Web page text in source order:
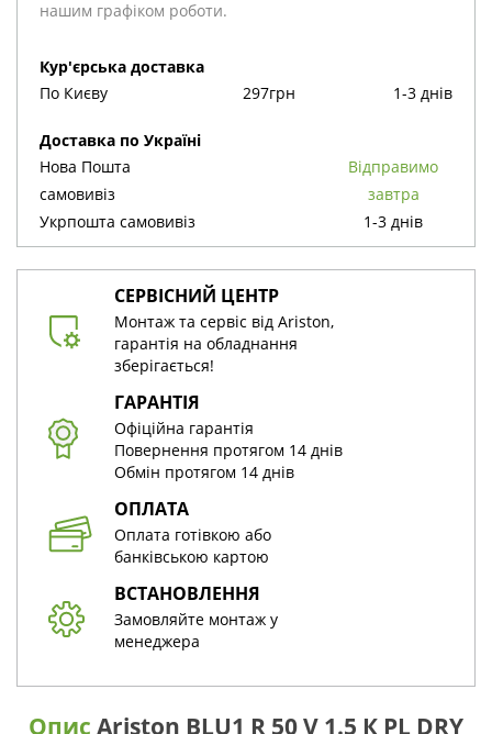
нашим графіком роботи.
Кур'єрська доставка
По Києву 297грн 1-3 днів
Доставка по Україні
Відправимо
завтра
Укрпошта cамовивіз
1-3 днів
СЕРВІСНИЙ ЦЕНТР
Монтаж та сервіс від Ariston,
гарантія на обладнання
зберігається!
ГАРАНТІЯ
Офіційна гарантія
Повернення протягом 14 днів
Обмін протягом 14 днів
ОПЛАТА
Оплата готівкою або
банківською картою
ВСТАНОВЛЕННЯ
Замовляйте монтаж у
менеджера
Опис Ariston BLU1 R 50 V 1.5 К PL DRY